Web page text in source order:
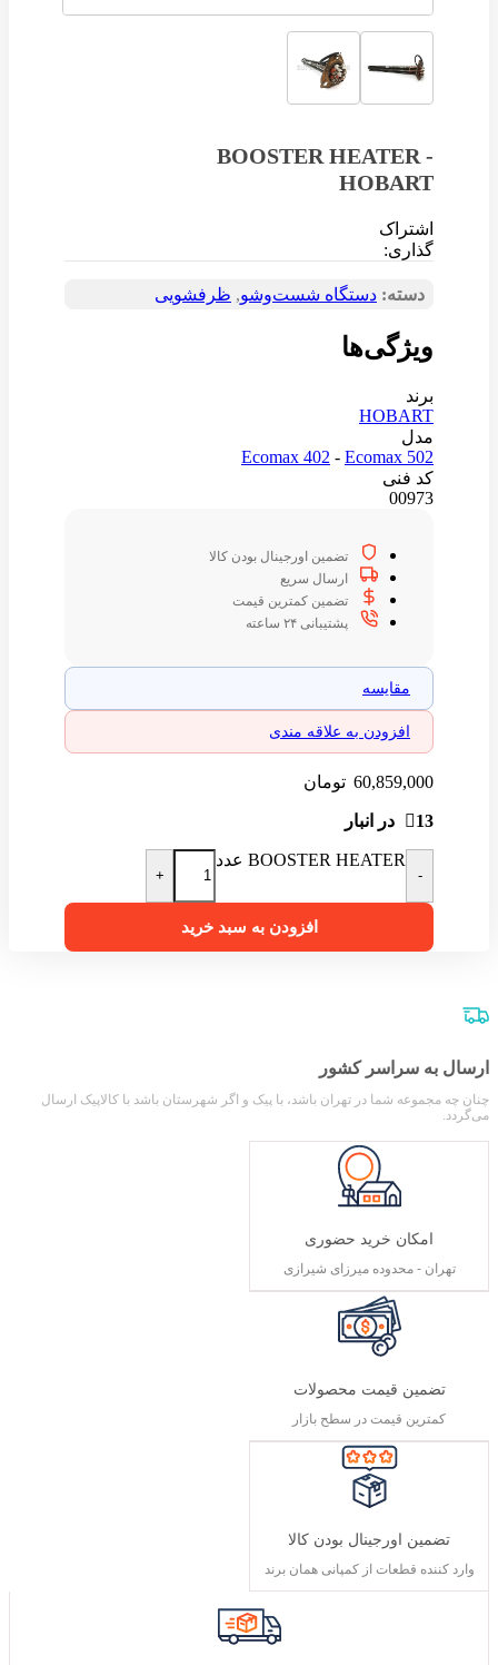
BOOSTER HEATER -
HOBART
اشتراک
گذاری:
دسته: دستگاه شست‌و‌شو, ظرفشویی
ویژگی‌ها
برند
HOBART
مدل
Ecomax 402 - Ecomax 502
کد فنی
00973
تضمین اورجینال بودن کالا
ارسال سریع
تضمین کمترین قیمت
پشتیبانی ۲۴ ساعته
مقایسه
افزودن به علاقه مندی
60,859,000 تومان
13 در انبار
-
BOOSTER HEATER عدد
+
افزودن به سبد خرید
ارسال به سراسر کشور
چنان چه مجموعه شما در تهران باشد، با پیک و اگر شهرستان باشد با کالاپیک ارسال
می‌گردد.
امکان خرید حضوری
تهران - محدوده میرزای شیرازی
تضمین قیمت محصولات
کمترین قیمت در سطح بازار
تضمین اورجینال بودن کالا
وارد کننده قطعات از کمپانی همان برند